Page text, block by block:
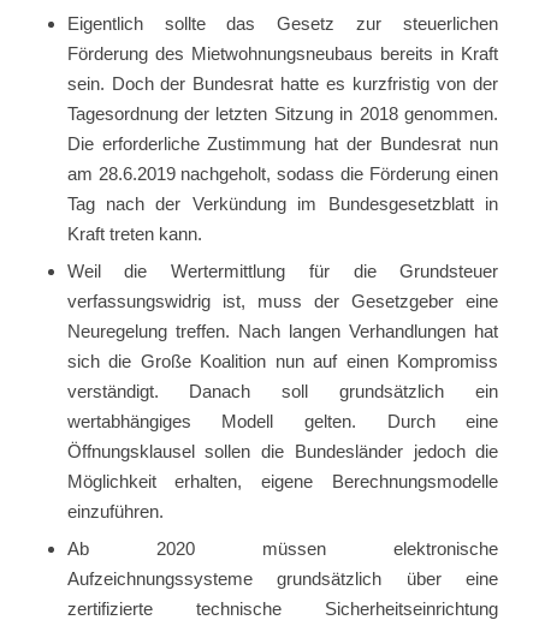
Eigentlich sollte das Gesetz zur steuerlichen
Förderung des Mietwohnungsneubaus bereits in Kraft
sein. Doch der Bundesrat hatte es kurzfristig von der
Tagesordnung der letzten Sitzung in 2018 genommen.
Die erforderliche Zustimmung hat der Bundesrat nun
am 28.6.2019 nachgeholt, sodass die Förderung einen
Tag nach der Verkündung im Bundesgesetzblatt in
Kraft treten kann.
Weil die Wertermittlung für die Grundsteuer
verfassungswidrig ist, muss der Gesetzgeber eine
Neuregelung treffen. Nach langen Verhandlungen hat
sich die Große Koalition nun auf einen Kompromiss
verständigt. Danach soll grundsätzlich ein
wertabhängiges Modell gelten. Durch eine
Öffnungsklausel sollen die Bundesländer jedoch die
Möglichkeit erhalten, eigene Berechnungsmodelle
einzuführen.
Ab 2020 müssen elektronische
Aufzeichnungssysteme grundsätzlich über eine
zertifizierte technische Sicherheitseinrichtung